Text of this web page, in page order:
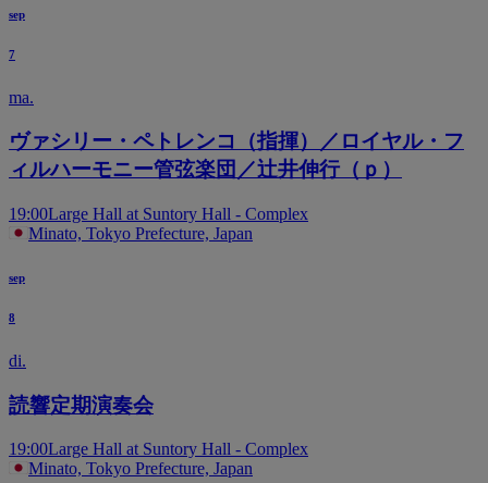
sep
7
ma.
ヴァシリー・ペトレンコ（指揮）／ロイヤル・フ
ィルハーモニー管弦楽団／辻井伸行（ｐ）
19:00Large Hall at Suntory Hall - Complex
Minato, Tokyo Prefecture, Japan
sep
8
di.
読響定期演奏会
19:00Large Hall at Suntory Hall - Complex
Minato, Tokyo Prefecture, Japan